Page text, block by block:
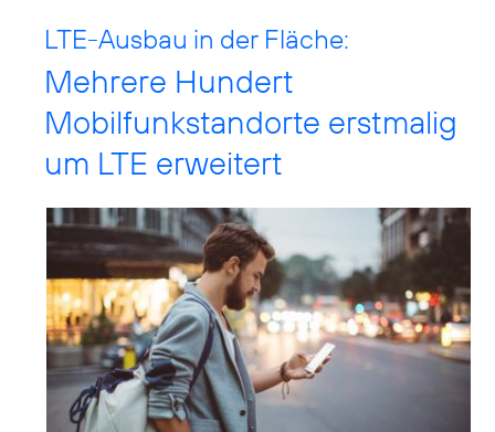
LTE-Ausbau in der Fläche:
Mehrere Hundert
Mobilfunkstandorte erstmalig
um LTE erweitert